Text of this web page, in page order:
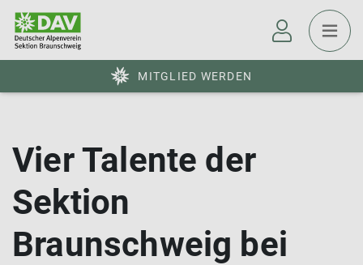
MITGLIED WERDEN
Vier Talente der
Sektion
Braunschweig bei